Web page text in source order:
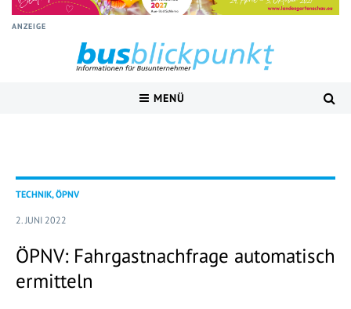
ANZEIGE
MENÜ
TECHNIK, ÖPNV
2. JUNI 2022
ÖPNV: Fahrgastnachfrage automatisch
ermitteln